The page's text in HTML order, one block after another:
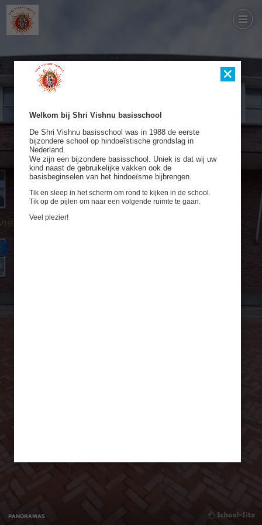
PANORAMAS
Welkom bij Shri Vishnu basisschool
De Shri Vishnu basisschool was in 1988 de eerste
bijzondere school op hindoeïstische grondslag in
Nederland.
We zijn een bijzondere basisschool. Uniek is dat wij uw
kind naast de gebruikelijke vakken ook de
basisbeginselen van het hindoeïsme bijbrengen.
Tik en sleep in het scherm om rond te kijken in de school.
Tik op de pijlen om naar een volgende ruimte te gaan.
Veel plezier!